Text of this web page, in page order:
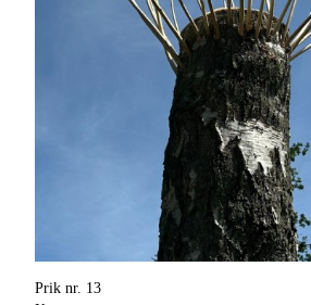
Prik nr. 13